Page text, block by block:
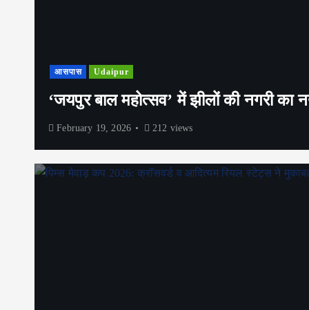
आसपास Udaipur
‘जयपुर बाल महोत्सव’ में झीलों की नगरी का
February 19, 2026 212 views